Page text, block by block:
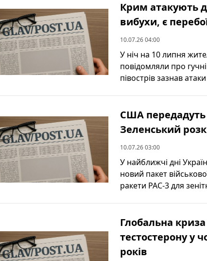
Крим атакують
вибухи, є
10.07.26 04:00
У ніч на 10 липня
повідомляли про
півострів зазнав
США передадуть
Зеленський
10.07.26 03:00
У найближчі дні
новий пакет
ракети PAC-3 для
Глобальна
тестостерону у
років